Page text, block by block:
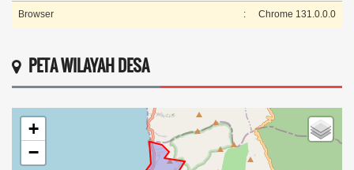
Browser : Chrome 131.0.0.0
PETA WILAYAH DESA
+
−